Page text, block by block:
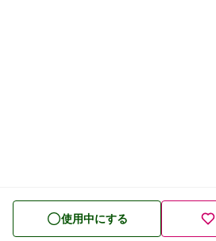
皮膚薬 使用中にする